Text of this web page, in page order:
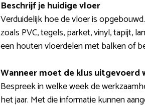
Beschrijf je huidige vloer
Verduidelijk hoe de vloer is
zoals PVC, tegels, parket, vinyl, tapijt,
een houten vloerdelen met balken of
Wanneer moet de klus uitgevoerd
Bespreek in welke week de
het jaar. Met die informatie kunnen